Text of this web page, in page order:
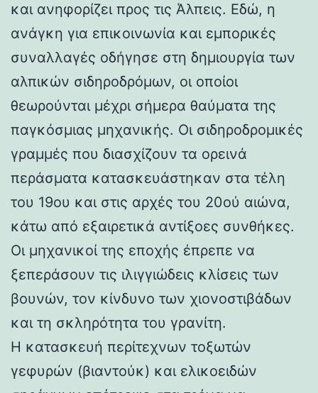
και ανηφορίζει προς τις Άλπεις. Εδώ, η
ανάγκη για επικοινωνία και εμπορικές
συναλλαγές οδήγησε στη δημιουργία των
αλπικών σιδηροδρόμων, οι οποίοι
θεωρούνται μέχρι σήμερα θαύματα της
παγκόσμιας μηχανικής. Οι σιδηροδρομικές
γραμμές που διασχίζουν τα ορεινά
περάσματα κατασκευάστηκαν στα τέλη
του 19ου και στις αρχές του 20ού αιώνα,
κάτω από εξαιρετικά αντίξοες συνθήκες.
Οι μηχανικοί της εποχής έπρεπε να
ξεπεράσουν τις ιλιγγιώδεις κλίσεις των
βουνών, τον κίνδυνο των χιονοστιβάδων
και τη σκληρότητα του γρανίτη.
Η κατασκευή περίτεχνων τοξωτών
γεφυρών (βιαντούκ) και ελικοειδών